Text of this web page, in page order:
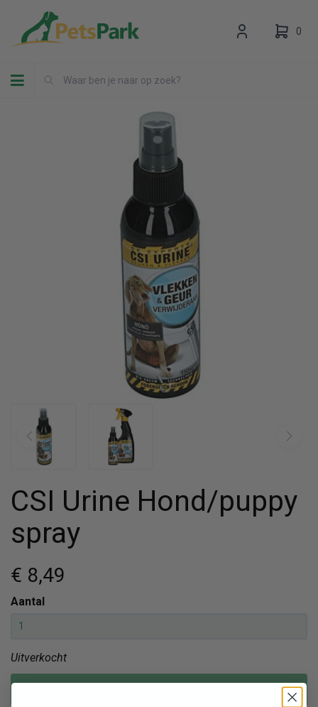
Toggle navigation
0
Uw winkelwagen is leeg.
Vul hem met producten.
CSI Urine Hond/puppy
spray
€ 8,49
Aantal
Uitverkocht